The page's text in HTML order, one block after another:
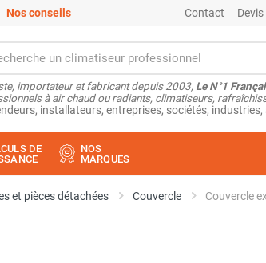
Nos conseils Contact Devis
importateur et fabricant depuis 2003, Le N°1
à air chaud ou radiants, climatiseurs,
installateurs, entreprises, sociétés,
DE
NOS
MARQUES
et pièces détachées Couvercle Couvercle